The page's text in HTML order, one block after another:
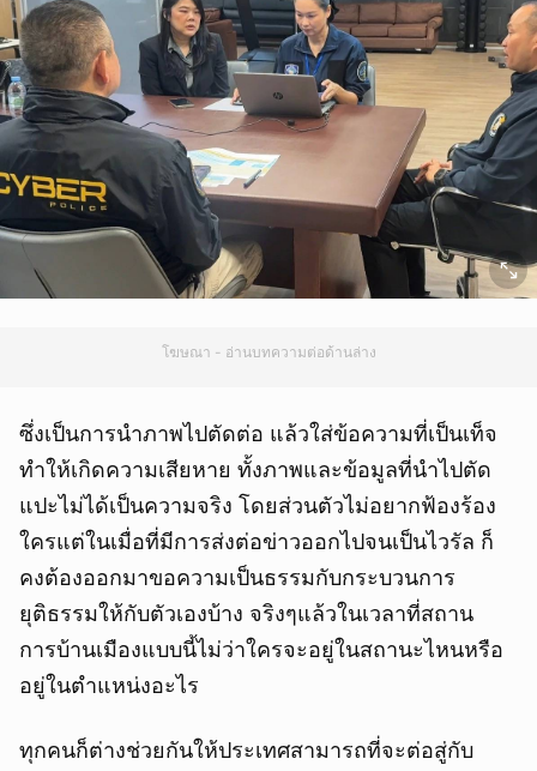
โฆษณา - อ่านบทความต่อด้านล่าง
ซึ่งเป็นการนำภาพไปตัดต่อ แล้วใส่ข้อความที่เป็นเท็จ
ทำให้เกิดความเสียหาย ทั้งภาพและข้อมูลที่นำไปตัด
แปะไม่ได้เป็นความจริง โดยส่วนตัวไม่อยากฟ้องร้อง
ใครแต่ในเมื่อที่มีการส่งต่อข่าวออกไปจนเป็นไวรัล ก็
คงต้องออกมาขอความเป็นธรรมกับกระบวนการ
ยุติธรรมให้กับตัวเองบ้าง จริงๆแล้วในเวลาที่สถาน
การบ้านเมืองแบบนี้ไม่ว่าใครจะอยู่ในสถานะไหนหรือ
อยู่ในตำแหน่งอะไร
ทุกคนก็ต่างช่วยกันให้ประเทศสามารถที่จะต่อสู่กับ